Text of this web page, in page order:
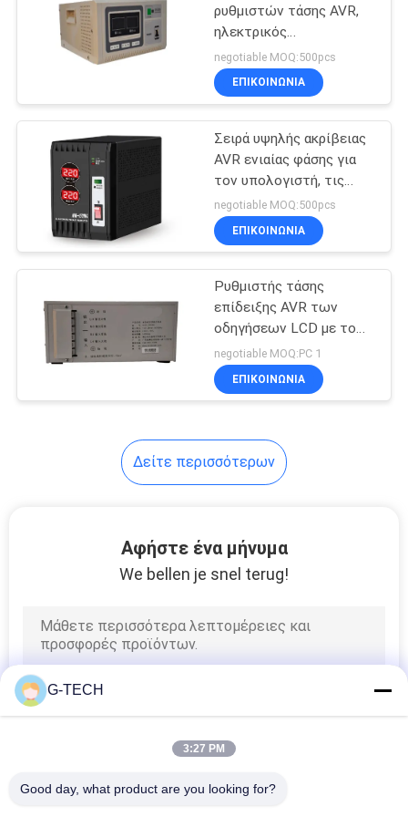
Εγχώρια αποθήκη
αναστροφέων
δύναμης
Μίνι συνεχές
ρεύμα UPS
πακέτο μπαταριών
VRLA ρύθμισε την
όξινη μπαταρία
μολύβδου
ρυθμιστών τάσης AVR,
ηλεκτρικός
σταθεροποιητής
επίδειξης LED/LCD για
το εγχώριο δίκτυο
negotiable MOQ:500pcs
ΕΠΙΚΟΙΝΩΝΙΑ
Σειρά υψηλής ακρίβειας
AVR ενιαίας φάσης για
τον υπολογιστή, τις
οικιακές ηλεκτρικές
συσκευές, τη μέτρηση
και τη δοκιμή equipmet
negotiable MOQ:500pcs
ΕΠΙΚΟΙΝΩΝΙΑ
Ρυθμιστής τάσης
επίδειξης AVR των
οδηγήσεων LCD με το
συγγενή Humidity≤95%
negotiable MOQ:PC 1
ΕΠΙΚΟΙΝΩΝΙΑ
Δείτε περισσότερων
Αφήστε ένα μήνυμα
We bellen je snel terug!
G-TECH
3:27 PM
Good day, what product are you looking for?